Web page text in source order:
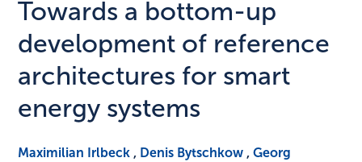
Towards a bottom-up
development of reference
architectures for smart
energy systems
Maximilian Irlbeck , Denis Bytschkow ,Georg